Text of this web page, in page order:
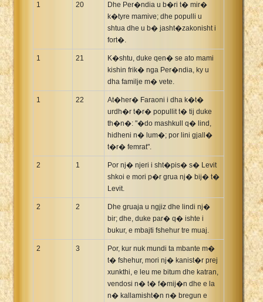
1 20
Dhe Per�ndia u b�ri t� mir�
k�tyre mamive; dhe populli u
shtua dhe u b� jasht�zakonisht i
fort�.
1 21
K�shtu, duke qen� se ato mami
kishin frik� nga Per�ndia, ky u
dha familje m� vete.
1 22
At�her� Faraoni i dha k�t�
urdh�r t�r� popullit t� tij duke
th�n�: "�do mashkull q� lind,
hidheni n� lum�; por lini gjall�
t�r� femrat".
2 1
Por nj� njeri i sht�pis� s� Levit
shkoi e mori p�r grua nj� bij� t�
Levit.
2 2
Dhe gruaja u ngjiz dhe lindi nj�
bir; dhe, duke par� q� ishte i
bukur, e mbajti fshehur tre muaj.
2 3
Por, kur nuk mundi ta mbante m�
t� fshehur, mori nj� kanist�r prej
xunkthi, e leu me bitum dhe katran,
vendosi n� t� f�mij�n dhe e la
n� kallamisht�n n� bregun e